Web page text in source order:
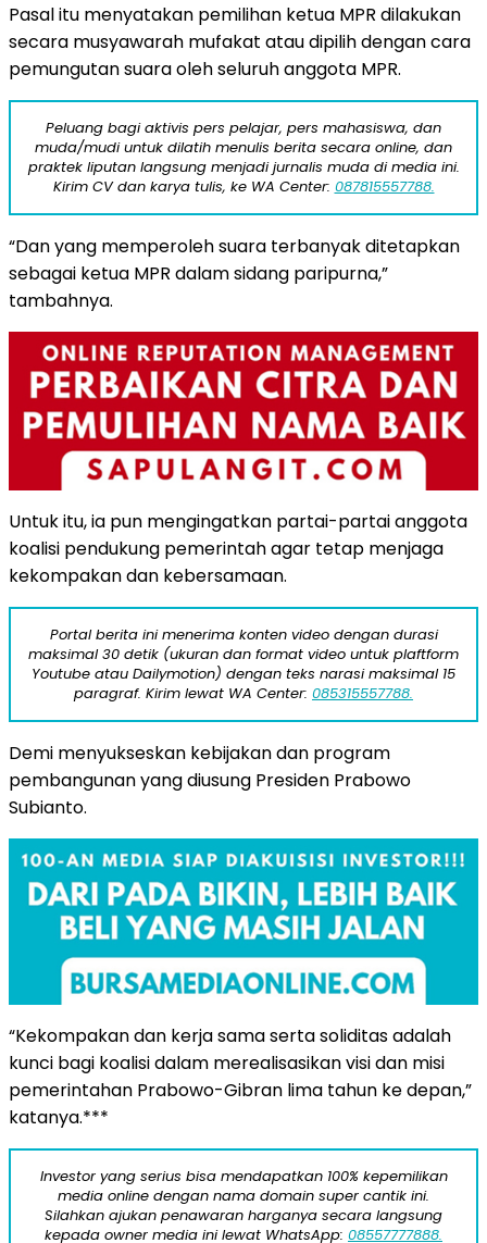
Pasal itu menyatakan pemilihan ketua MPR dilakukan
secara musyawarah mufakat atau dipilih dengan cara
pemungutan suara oleh seluruh anggota MPR.
Peluang bagi aktivis pers pelajar, pers mahasiswa, dan
muda/mudi untuk dilatih menulis berita secara online, dan
praktek liputan langsung menjadi jurnalis muda di media ini.
Kirim CV dan karya tulis, ke WA Center: 087815557788.
“Dan yang memperoleh suara terbanyak ditetapkan
sebagai ketua MPR dalam sidang paripurna,”
tambahnya.
Untuk itu, ia pun mengingatkan partai-partai anggota
koalisi pendukung pemerintah agar tetap menjaga
kekompakan dan kebersamaan.
Portal berita ini menerima konten video dengan durasi
maksimal 30 detik (ukuran dan format video untuk plaftform
Youtube atau Dailymotion) dengan teks narasi maksimal 15
paragraf. Kirim lewat WA Center: 085315557788.
Demi menyukseskan kebijakan dan program
pembangunan yang diusung Presiden Prabowo
Subianto.
“Kekompakan dan kerja sama serta soliditas adalah
kunci bagi koalisi dalam merealisasikan visi dan misi
pemerintahan Prabowo-Gibran lima tahun ke depan,”
katanya.***
Investor yang serius bisa mendapatkan 100% kepemilikan
media online dengan nama domain super cantik ini.
Silahkan ajukan penawaran harganya secara langsung
kepada owner media ini lewat WhatsApp: 08557777888.